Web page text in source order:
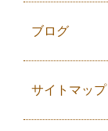
ブログ
サイトマップ